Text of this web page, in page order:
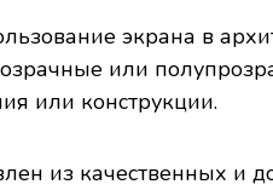
экрана в
или
или конструкции.
из качественных и